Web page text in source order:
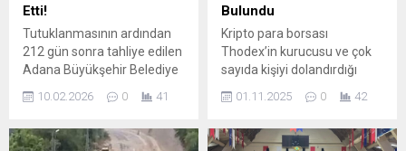
Etti!
Tutuklanmasının ardından
212 gün sonra tahliye edilen
Adana Büyükşehir Belediye
Aziz İhsan Aktaş davasında
suçlamalara dair
10.02.2026 0 41
Bulundu
Kripto para borsası
Thodex’in kurucusu ve çok
sayıda kişiyi dolandırdığı
Faruk Fatih Özer, kaldığı
Güvenlikli Kapalı Ceza İnfaz
01.11.2025 0 42